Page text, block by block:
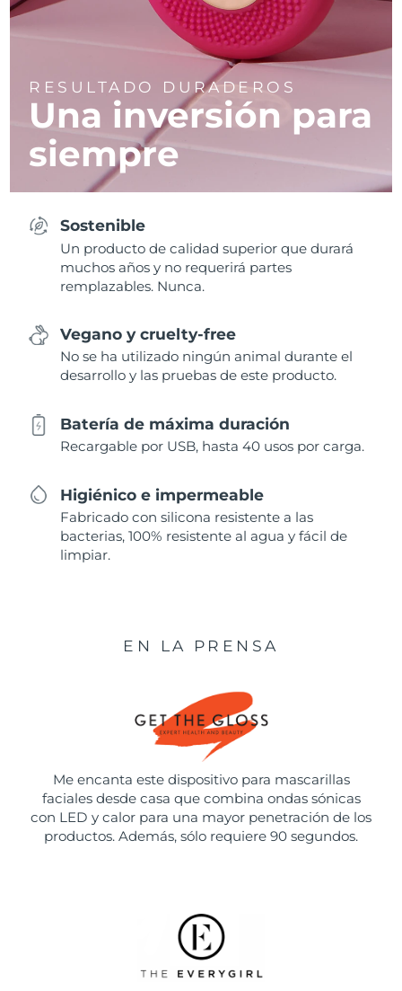
RESULTADO DURADEROS
Una inversión para
siempre
Sostenible
Un producto de calidad superior que durará
muchos años y no requerirá partes
remplazables. Nunca.
Vegano y cruelty-free
No se ha utilizado ningún animal durante el
desarrollo y las pruebas de este producto.
Batería de máxima duración
Recargable por USB, hasta 40 usos por carga.
Higiénico e impermeable
Fabricado con silicona resistente a las
bacterias, 100% resistente al agua y fácil de
limpiar.
EN LA PRENSA
Me encanta este dispositivo para mascarillas
faciales desde casa que combina ondas sónicas
con LED y calor para una mayor penetración de los
productos. Además, sólo requiere 90 segundos.